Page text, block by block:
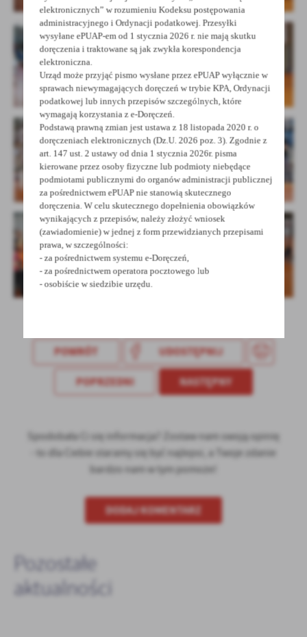
POWRÓT UDOSTĘPNIJ
POPRZEDNI NASTĘPNY
Spodobała Ci się informacja? Zostaw nam swoją opinię
- to dla Ciebie staramy się być najlepsi, a Twoje zdanie
bardzo nam w tym pomoże!
DODAJ KOMENTARZ
Pozostałe
aktualności
elektronicznych” w rozumieniu Kodeksu postępowania
administracyjnego i Ordynacji podatkowej. Przesyłki
wysyłane ePUAP-em od 1 stycznia 2026 r. nie mają skutku
doręczenia i traktowane są jak zwykła korespondencja
elektroniczna.
Urząd może przyjąć pismo wysłane przez ePUAP wyłącznie w
sprawach niewymagających doręczeń w trybie KPA, Ordynacji
podatkowej lub innych przepisów szczególnych, które
wymagają korzystania z e-Doręczeń.
Podstawą prawną zmian jest ustawa z 18 listopada 2020 r. o
doręczeniach elektronicznych (Dz.U. 2026 poz. 3). Zgodnie z
art. 147 ust. 2 ustawy od dnia 1 stycznia 2026r. pisma
kierowane przez osoby fizyczne lub podmioty niebędące
podmiotami publicznymi do organów administracji publicznej
za pośrednictwem ePUAP nie stanowią skutecznego
doręczenia. W celu skutecznego dopełnienia obowiązków
wynikających z przepisów, należy złożyć wniosek
(zawiadomienie) w jednej z form przewidzianych przepisami
prawa, w szczególności:
- za pośrednictwem systemu e-Doręczeń,
- za pośrednictwem operatora pocztowego lub
- osobiście w siedzibie urzędu.